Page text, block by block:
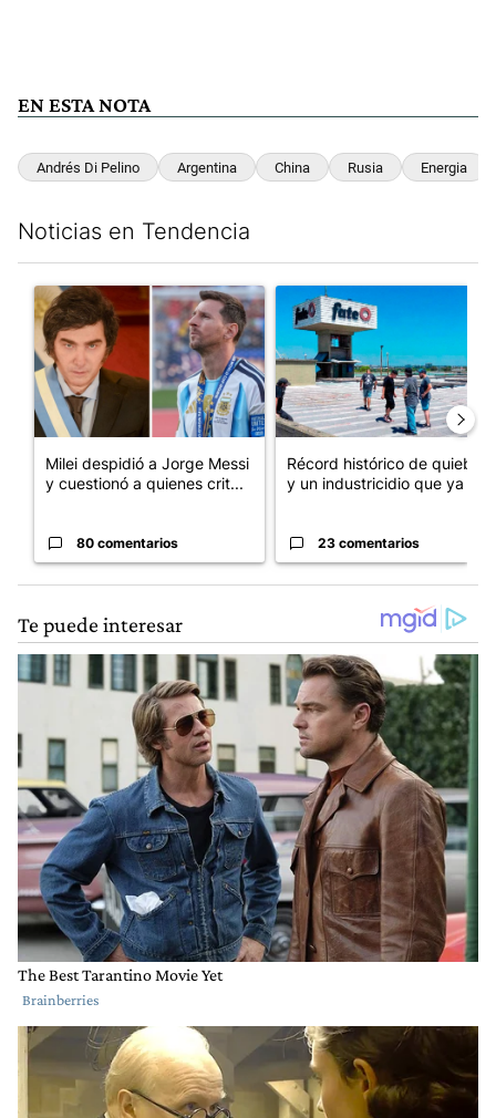
EN ESTA NOTA
Andrés Di Pelino Argentina China Rusia Energia
Noticias en Tendencia
Un artículo de tendencia con el título "Milei despidió a Jorge
Milei despidió a Jorge Messi
y cuestionó a quienes crit...
80 comentarios
Un artículo de tendencia
Récord histórico de quiebras
y un industricidio que ya ...
23 comentarios